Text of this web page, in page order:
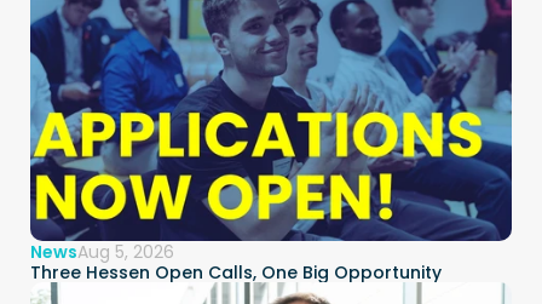
NewsAug 5, 2026
Three Hessen Open Calls, One Big Opportunity